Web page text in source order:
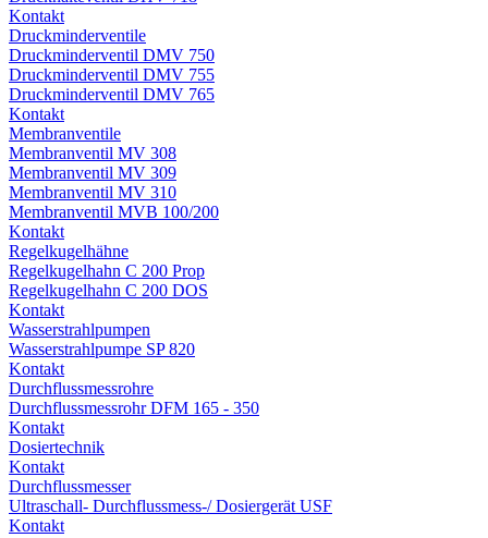
Kontakt
Druckminderventile
Druckminderventil DMV 750
Druckminderventil DMV 755
Druckminderventil DMV 765
Kontakt
Membranventile
Membranventil MV 308
Membranventil MV 309
Membranventil MV 310
Membranventil MVB 100/200
Kontakt
Regelkugelhähne
Regelkugelhahn C 200 Prop
Regelkugelhahn C 200 DOS
Kontakt
Wasserstrahlpumpen
Wasserstrahlpumpe SP 820
Kontakt
Durchflussmessrohre
Durchflussmessrohr DFM 165 - 350
Kontakt
Dosiertechnik
Kontakt
Durchflussmesser
Ultraschall- Durchflussmess-/ Dosiergerät USF
Kontakt